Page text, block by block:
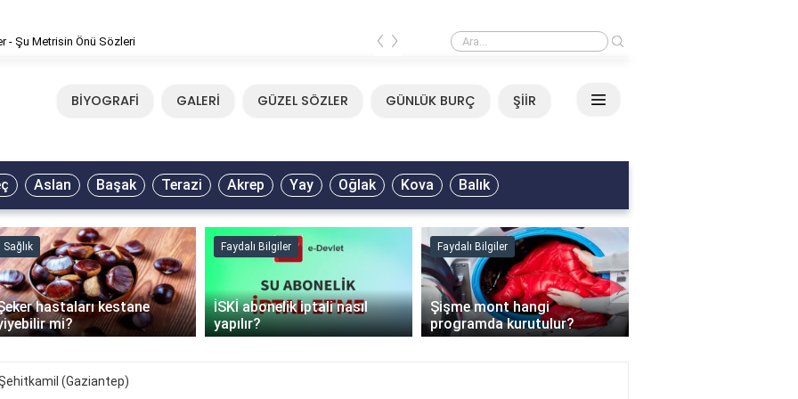
- Şu Metrisin Önü Sözleri Mirkelam - Tavla Sözleri
‹ ›
BİYOGRAFİ GALERİ GÜZEL SÖZLER GÜNLÜK BURÇ ŞİİR
Aslan Başak Terazi Akrep Yay Oğlak Kova Balık
Sağlık
hastaları kestane
mi?
Faydalı Bilgiler
İSKİ abonelik iptali nasıl
yapılır?
Faydalı Bilgiler
Şişme mont hangi
programda kurutulur?
›
(Gaziantep)